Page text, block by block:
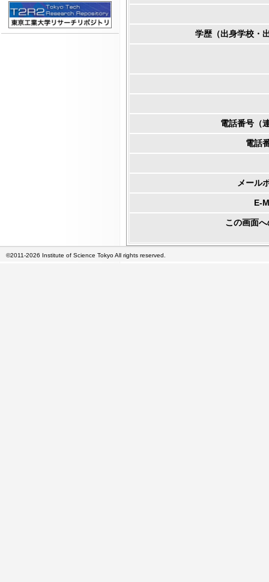
学歴（出身学校・
電話番号（
電話
メール
E-
この画面
©2011-2026 Institute of Science Tokyo All rights reserved.